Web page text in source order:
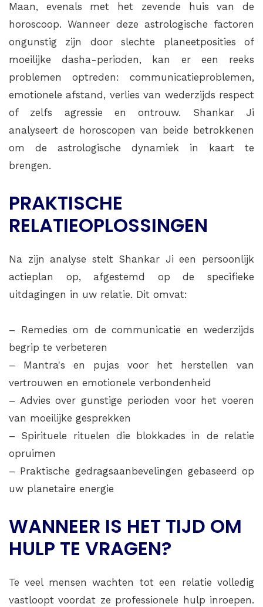
Maan, evenals met het zevende huis van de
horoscoop. Wanneer deze astrologische factoren
ongunstig zijn door slechte planeetposities of
moeilijke dasha-perioden, kan er een reeks
problemen optreden: communicatieproblemen,
emotionele afstand, verlies van wederzijds respect
of zelfs agressie en ontrouw. Shankar Ji
analyseert de horoscopen van beide betrokkenen
om de astrologische dynamiek in kaart te
brengen.
PRAKTISCHE
RELATIEOPLOSSINGEN
Na zijn analyse stelt Shankar Ji een persoonlijk
actieplan op, afgestemd op de specifieke
uitdagingen in uw relatie. Dit omvat:
– Remedies om de communicatie en wederzijds
begrip te verbeteren
– Mantra's en pujas voor het herstellen van
vertrouwen en emotionele verbondenheid
– Advies over gunstige perioden voor het voeren
van moeilijke gesprekken
– Spirituele rituelen die blokkades in de relatie
opruimen
– Praktische gedragsaanbevelingen gebaseerd op
uw planetaire energie
WANNEER IS HET TIJD OM
HULP TE VRAGEN?
Te veel mensen wachten tot een relatie volledig
vastloopt voordat ze professionele hulp inroepen.